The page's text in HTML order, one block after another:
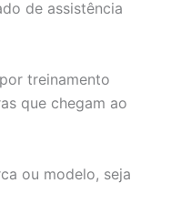
de assistência
treinamento
que chegam ao
ou modelo, seja